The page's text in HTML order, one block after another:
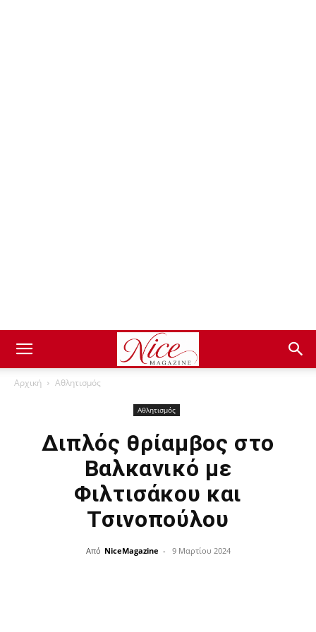
Αρχική Αθλητισμός
Αθλητισμός
Διπλός θρίαμβος στο
Βαλκανικό με
Φιλτισάκου και
Τσινοπούλου
Από NiceMagazine - 9 Μαρτίου 2024